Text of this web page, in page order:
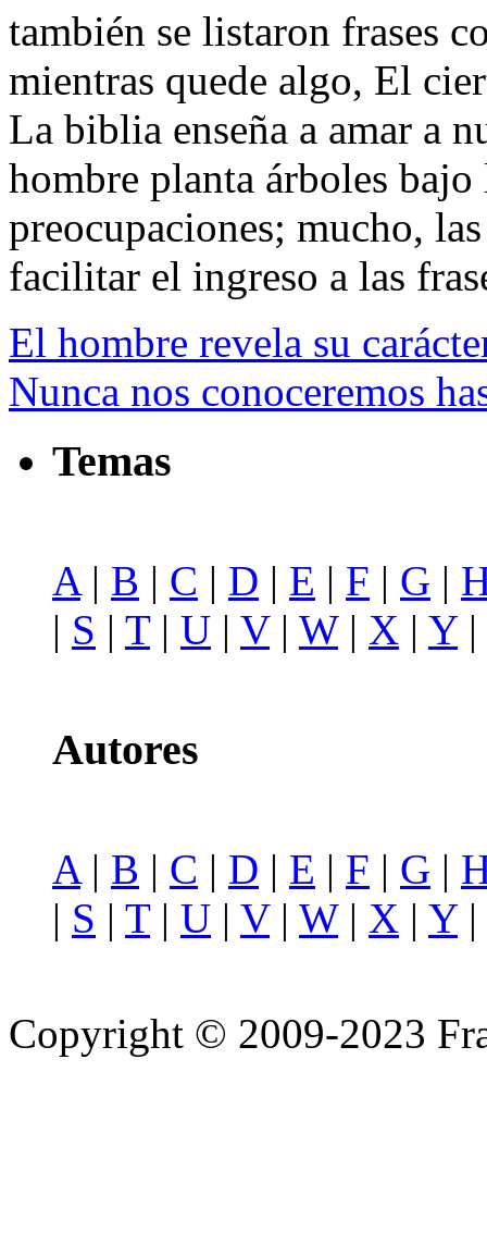
también se listaron frases
mientras quede algo, El
La biblia enseña a amar a
hombre planta árboles
preocupaciones; mucho,
facilitar el ingreso a las
El hombre revela su
Nunca nos conoceremos
Temas
A| B | C | D | E | F | G |
| S | T| U | V| W| X | Y|
Autores
A | B | C | D | E | F | G |
| S | T| U | V| W| X | Y|
Copyright © 2009-2023